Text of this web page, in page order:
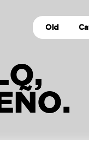
Old